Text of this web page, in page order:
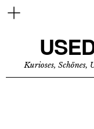
Kurioses, Schönes,